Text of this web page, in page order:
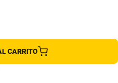
CARRITO